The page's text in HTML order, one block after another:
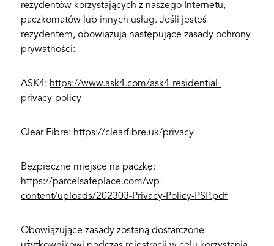
rezydentów korzystających z naszego Internetu,
paczkomatów lub innych usług. Jeśli jesteś
rezydentem, obowiązują następujące zasady ochrony
prywatności:
ASK4: https://www.ask4.com/ask4-residential-
privacy-policy
Clear Fibre: https://clearfibre.uk/privacy
Bezpieczne miejsce na paczkę:
https://parcelsafeplace.com/wp-
content/uploads/202303-Privacy-Policy-PSP.pdf
Obowiązujące zasady zostaną dostarczone